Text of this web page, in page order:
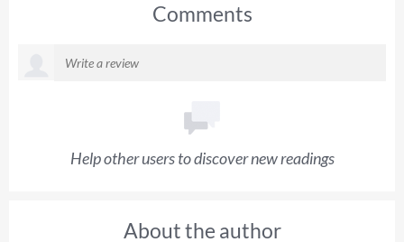
Comments
Help other users to discover new readings
About the author